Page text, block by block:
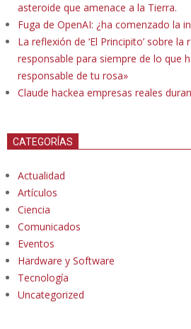
asteroide que amenace a la Tierra.
Fuga de OpenAI: ¿ha comenzado la
La reflexión de ‘El Principito’ sobre la
responsable para siempre de lo que
responsable de tu rosa»
Claude hackea empresas reales
CATEGORÍAS
Actualidad
Artículos
Ciencia
Comunicados
Eventos
Hardware y Software
Tecnología
Uncategorized